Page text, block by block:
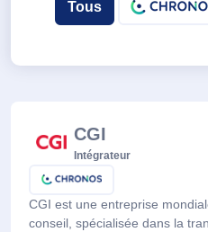
Tous
CGI
Intégrateur
CGI est une entreprise
conseil, spécialisée dans la